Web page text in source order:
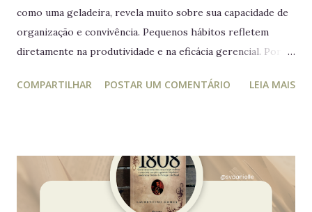
como uma geladeira, revela muito sobre sua capacidade de
organização e convivência. Pequenos hábitos refletem
diretamente na produtividade e na eficácia gerencial. Por
da educação estratégica e gerencial : respeito ao espaço
convivência e evita conflitos desnecessários. 2. Organize
seus alimentos em um único espaço Facilita o controle da
validade e mantém a geladeira práticas para todos. 3.
COMPARTILHAR POSTAR UM COMENTÁRIO LEIA MAIS